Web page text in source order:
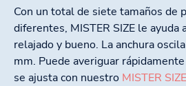
Con un total de siete tamaños de
diferentes, MISTER SIZE le ayuda
relajado y bueno. La anchura
mm. Puede averiguar
se ajusta con nuestro MISTER